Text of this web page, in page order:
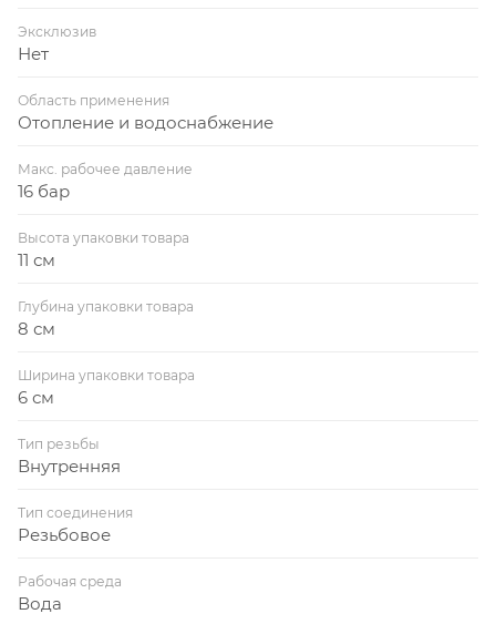
Эксклюзив
Нет
Область применения
Отопление и водоснабжение
Макс. рабочее давление
16 бар
Высота упаковки товара
11 см
Глубина упаковки товара
8 см
Ширина упаковки товара
6 см
Тип резьбы
Внутренняя
Тип соединения
Резьбовое
Рабочая среда
Вода